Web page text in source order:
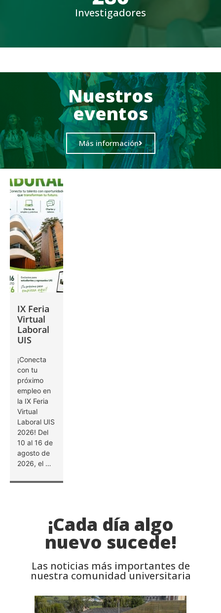
Investigadores
Nuestros
eventos
Más información
¡Cada día algo
nuevo sucede!
Las noticias más importantes de
nuestra comunidad universitaria